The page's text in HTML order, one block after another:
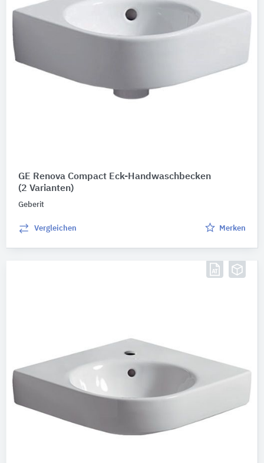
GE Renova Compact Eck-Handwaschbecken
(2 Varianten)
Geberit
Vergleichen Merken